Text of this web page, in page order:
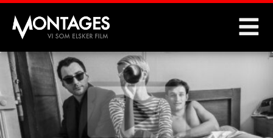
Montages